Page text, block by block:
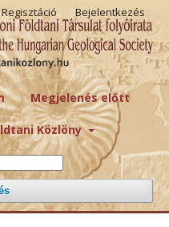
Megjelenés előtt
Közlöny
Regisztáció Bejelentkezés